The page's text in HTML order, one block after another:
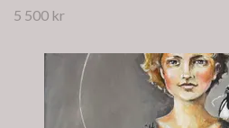
5 500 kr